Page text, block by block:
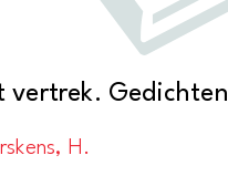
vertrek. Gedichten
H.